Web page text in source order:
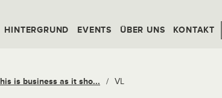
HINTERGRUND EVENTS ÜBER UNS KONTAKT
is business as it sho... / VL